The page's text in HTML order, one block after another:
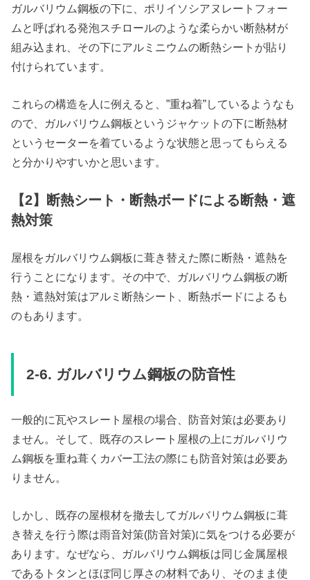
ガルバリウム鋼板の下に、ポリイソシアヌレートフォー
ムと呼ばれる発泡スチロールのような柔らかい断熱材が
組み込まれ、その下にアルミニウムの断熱シートが貼り
付けられています。
これらの構造を人に例えると、”重ね着”しているようなも
ので、ガルバリウム鋼板というジャケットの下に断熱材
というセーターを着ているような状態と思ってもらえる
と分かりやすいかと思います。
【2】断熱シート・断熱ボードによる断熱・遮
熱対策
屋根をガルバリウム鋼板に葺き替えた際に断熱・遮熱を
行うことになります。その中で、ガルバリウム鋼板の断
熱・遮熱対策はアルミ断熱シート、断熱ボードによるも
のもあります。
2-6. ガルバリウム鋼板の防音性
一般的に瓦やスレート屋根の場合、防音対策は必要あり
ません。そして、既存のスレート屋根の上にガルバリウ
ム鋼板を重ね葺くカバー工法の際にも防音対策は必要あ
りません。
しかし、既存の屋根材を撤去してガルバリウム鋼板に葺
き替えを行う際は雨音対策(防音対策)に気をつける必要が
あります。なぜなら、ガルバリウム鋼板は同じ金属屋根
であるトタンとほぼ同じ厚さの材料であり、そのまま使